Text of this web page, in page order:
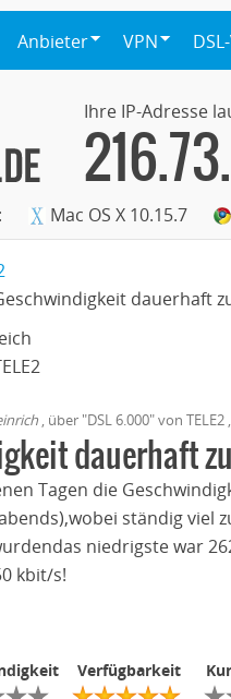
Anbieter VPN
Ihre IP-Adresse
Mac OS X 10.15.7
dauerhaft
über "DSL 6.000" von TELE2
dauerhaft
Tagen die
ständig viel
niedrigste war
kbit/s!
Verfügbarkeit